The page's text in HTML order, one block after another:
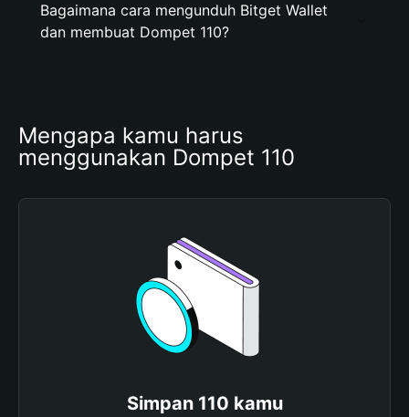
Bagaimana cara mengunduh Bitget Wallet
dan membuat Dompet 110?
Mengapa kamu harus
menggunakan Dompet 110
Simpan 110 kamu